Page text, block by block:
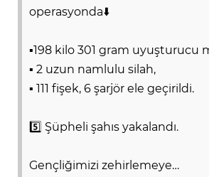
operasyonda⬇️
▪️198 kilo 301 gram uyuşturucu
▪️ 2 uzun namlulu silah,
▪️ 111 fişek, 6 şarjör ele geçirildi.
5️⃣ Şüpheli şahıs yakalandı.
Gençliğimizi zehirlemeye…